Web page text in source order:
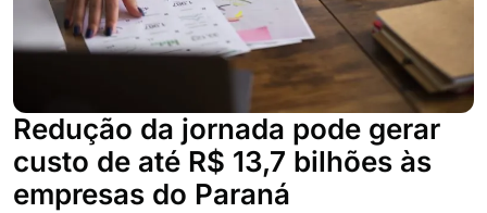
Redução da jornada pode gerar
custo de até R$ 13,7 bilhões às
empresas do Paraná